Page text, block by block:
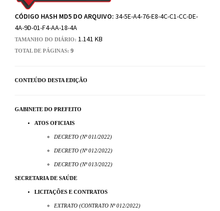
CÓDIGO HASH MD5 DO ARQUIVO: 34-5E-A4-76-E8-4C-C1-CC-DE-
4A-9D-01-F4-AA-18-4A
TAMANHO DO DIÁRIO: 1.141 KB
TOTAL DE PÁGINAS: 9
CONTEÚDO DESTA EDIÇÃO
GABINETE DO PREFEITO
ATOS OFICIAIS
DECRETO (Nº 011/2022)
DECRETO (Nº 012/2022)
DECRETO (Nº 013/2022)
SECRETARIA DE SAÚDE
LICITAÇÕES E CONTRATOS
EXTRATO (CONTRATO Nº 012/2022)